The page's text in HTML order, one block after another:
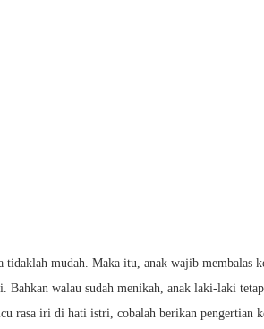
tidaklah mudah. Maka itu, anak wajib membalas
Bahkan walau sudah menikah, anak laki-laki
rasa iri di hati istri, cobalah berikan pengertian